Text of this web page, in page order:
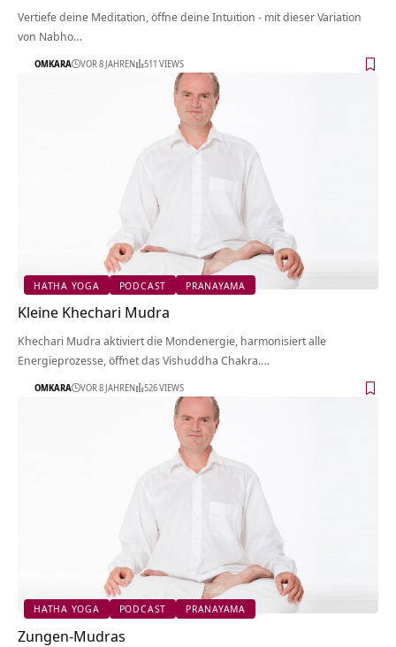
Vertiefe deine Meditation, öffne deine Intuition - mit dieser Variation
von Nabho…
OMKARA VOR 8 JAHREN 511 VIEWS
HATHA YOGA PODCAST PRANAYAMA
Kleine Khechari Mudra
Khechari Mudra aktiviert die Mondenergie, harmonisiert alle
Energieprozesse, öffnet das Vishuddha Chakra.…
OMKARA VOR 8 JAHREN 526 VIEWS
HATHA YOGA PODCAST PRANAYAMA
Zungen-Mudras